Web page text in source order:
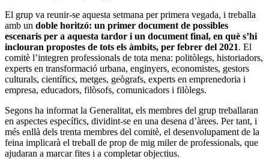
El grup va reunir-se aquesta setmana per primera vegada, i treballa
amb un doble horitzó: un primer document de possibles
escenaris per a aquesta tardor i un document final, en què s’hi
inclouran propostes de tots els àmbits, per febrer del 2021. El
comitè l’integren professionals de tota mena: politòlegs, historiadors,
experts en transformació urbana, enginyers, economistes, gestors
culturals, científics, metges, geògrafs, experts en emprenedoria i
empresa, educadors, filòsofs, comunicadors i filòlegs.
Segons ha informat la Generalitat, els membres del grup treballaran
en aspectes específics, dividint-se en una desena d’àrees. Per tant, i
més enllà dels trenta membres del comitè, el desenvolupament de la
feina implicarà el treball de prop de mig miler de professionals, que
ajudaran a marcar fites i a completar objectius.